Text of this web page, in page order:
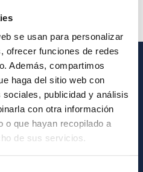
se usan para personalizar
ofrecer funciones de redes
Además, compartimos
haga del sitio web con
publicidad y análisis
con otra información
o que hayan recopilado a
de sus servicios.